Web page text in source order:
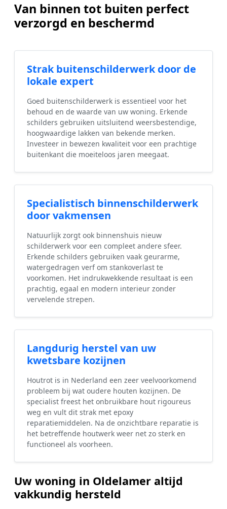
Van binnen tot buiten perfect
verzorgd en beschermd
Strak buitenschilderwerk door de
lokale expert
Goed buitenschilderwerk is essentieel voor het
behoud en de waarde van uw woning. Erkende
schilders gebruiken uitsluitend weersbestendige,
hoogwaardige lakken van bekende merken.
Investeer in bewezen kwaliteit voor een prachtige
buitenkant die moeiteloos jaren meegaat.
Specialistisch binnenschilderwerk
door vakmensen
Natuurlijk zorgt ook binnenshuis nieuw
schilderwerk voor een compleet andere sfeer.
Erkende schilders gebruiken vaak geurarme,
watergedragen verf om stankoverlast te
voorkomen. Het indrukwekkende resultaat is een
prachtig, egaal en modern interieur zonder
vervelende strepen.
Langdurig herstel van uw
kwetsbare kozijnen
Houtrot is in Nederland een zeer veelvoorkomend
probleem bij wat oudere houten kozijnen. De
specialist freest het onbruikbare hout rigoureus
weg en vult dit strak met epoxy
reparatiemiddelen. Na de onzichtbare reparatie is
het betreffende houtwerk weer net zo sterk en
functioneel als voorheen.
Uw woning in Oldelamer altijd
vakkundig hersteld